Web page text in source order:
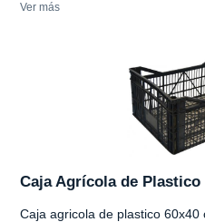
Ver más
Caja Agrícola de Plastico
Caja agricola de plastico 60x40